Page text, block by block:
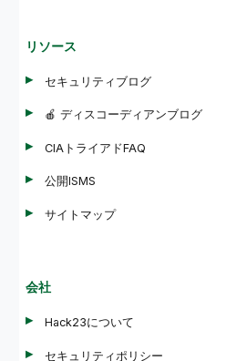
リソース
セキュリティブログ
🍎 ディスコーディアンブログ
CIAトライアドFAQ
公開ISMS
サイトマップ
会社
Hack23について
セキュリティポリシー